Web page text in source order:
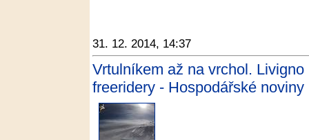
31. 12. 2014, 14:37
Vrtulníkem až na vrchol.
freeridery - Hospodářské noviny